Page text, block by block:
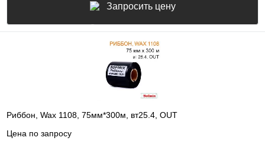
Запросить цену
Риббон, Wax 1108, 75мм*300м, вт25.4, OUT
Цена по запросу